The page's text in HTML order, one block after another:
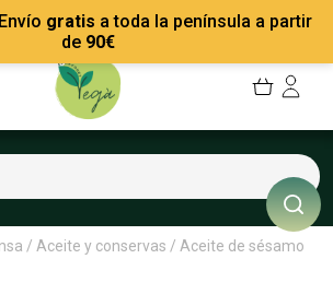
gratis a toda la península a partir
de 90€
Mis Pedidos
Mis favoritos
Cerrar sesión
Recetas
Empresas
Contacto
/ Aceite y conservas / Aceite de sésamo